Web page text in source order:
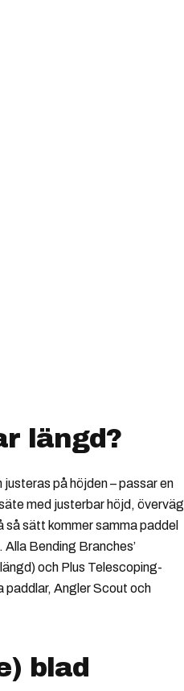
längd?
på höjden – passar en
med justerbar höjd, överväg
så sätt kommer samma paddel
Bending Branches’
och Plus Telescoping-
paddlar, Angler Scout och
blad